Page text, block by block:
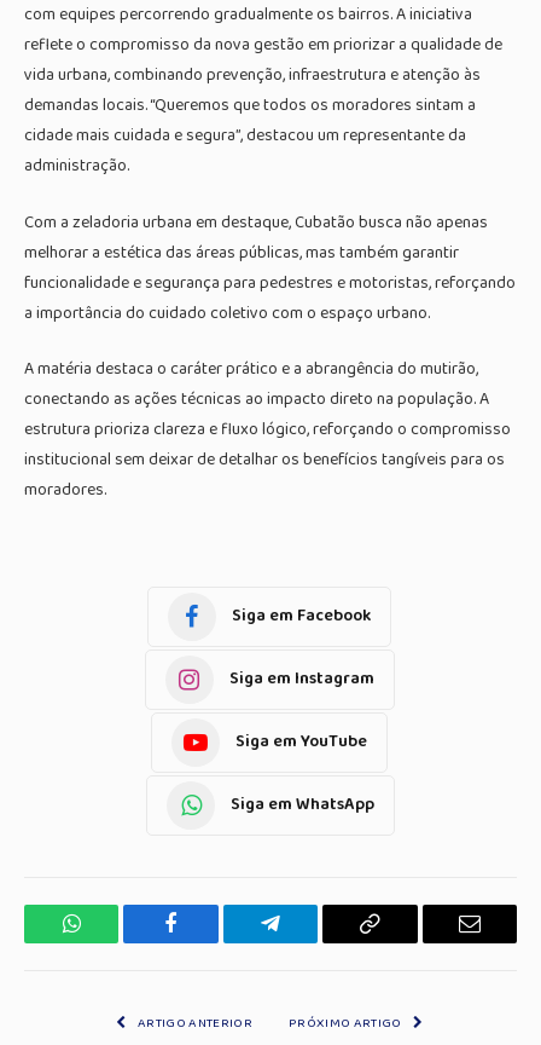
com equipes percorrendo gradualmente os bairros. A iniciativa
reflete o compromisso da nova gestão em priorizar a qualidade de
vida urbana, combinando prevenção, infraestrutura e atenção às
demandas locais. “Queremos que todos os moradores sintam a
cidade mais cuidada e segura”, destacou um representante da
administração.
Com a zeladoria urbana em destaque, Cubatão busca não apenas
melhorar a estética das áreas públicas, mas também garantir
funcionalidade e segurança para pedestres e motoristas, reforçando
a importância do cuidado coletivo com o espaço urbano.
A matéria destaca o caráter prático e a abrangência do mutirão,
conectando as ações técnicas ao impacto direto na população. A
estrutura prioriza clareza e fluxo lógico, reforçando o compromisso
institucional sem deixar de detalhar os benefícios tangíveis para os
moradores.
Siga em Facebook
Siga em Instagram
Siga em YouTube
Siga em WhatsApp
WhatsApp Facebook Telegrama Copiar
E-
ARTIGO ANTERIOR
PRÓXIMO ARTIGO